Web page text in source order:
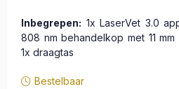
Inbegrepen: 1x LaserVet 3.0
808 nm behandelkop met 11
1x draagtas
Bestelbaar